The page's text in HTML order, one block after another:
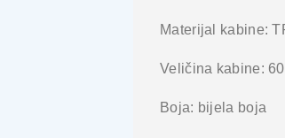
Materijal kabine:
Veličina kabine:
Boja: bijela boja